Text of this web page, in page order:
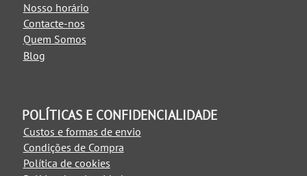
Nosso horário
Contacte-nos
Quem Somos
Blog
POLÍTICAS E CONFIDENCIALIDADE
Custos e formas de envio
Condições de Compra
Política de cookies